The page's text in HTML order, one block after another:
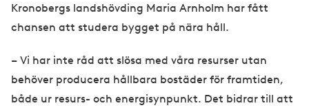
Kronobergs landshövding Maria Arnholm har fått
chansen att studera bygget på nära håll.
– Vi har inte råd att slösa med våra resurser utan
behöver producera hållbara bostäder för framtiden,
både ur resurs- och energisynpunkt. Det bidrar till att